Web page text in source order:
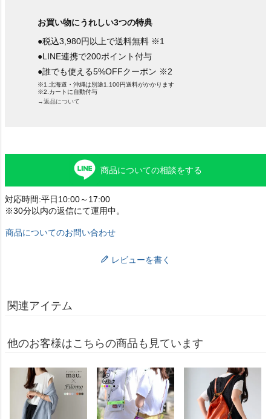
お買い物にうれしい3つの特典
●税込3,980円以上で送料無料 ※1
●LINE連携で200ポイント付与
●誰でも使える5%OFFクーポン ※2
※1.北海道・沖縄は別途1,100円送料がかかります
※2.カートに自動付与
→返品について
商品についての相談をする
対応時間:平日10:00～17:00
※30分以内の返信にて運用中。
商品についてのお問い合わせ
レビューを書く
関連アイテム
他のお客様はこちらの商品も見ています